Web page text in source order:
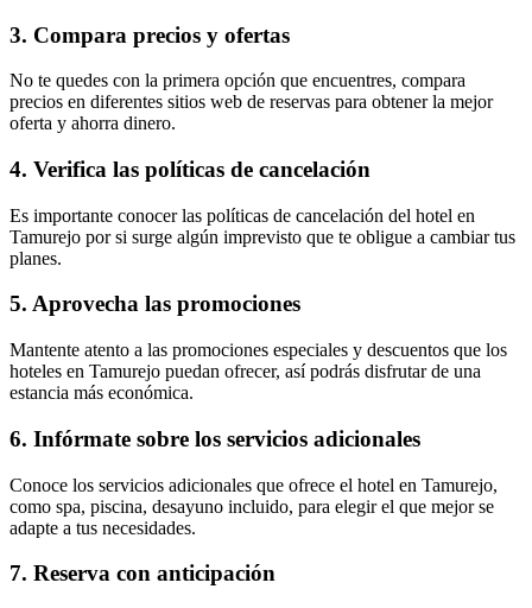
3. Compara precios y ofertas
No te quedes con la primera opción que encuentres, compara
precios en diferentes sitios web de reservas para obtener la mejor
oferta y ahorra dinero.
4. Verifica las políticas de cancelación
Es importante conocer las políticas de cancelación del hotel en
Tamurejo por si surge algún imprevisto que te obligue a cambiar tus
planes.
5. Aprovecha las promociones
Mantente atento a las promociones especiales y descuentos que los
hoteles en Tamurejo puedan ofrecer, así podrás disfrutar de una
estancia más económica.
6. Infórmate sobre los servicios adicionales
Conoce los servicios adicionales que ofrece el hotel en Tamurejo,
como spa, piscina, desayuno incluido, para elegir el que mejor se
adapte a tus necesidades.
7. Reserva con anticipación